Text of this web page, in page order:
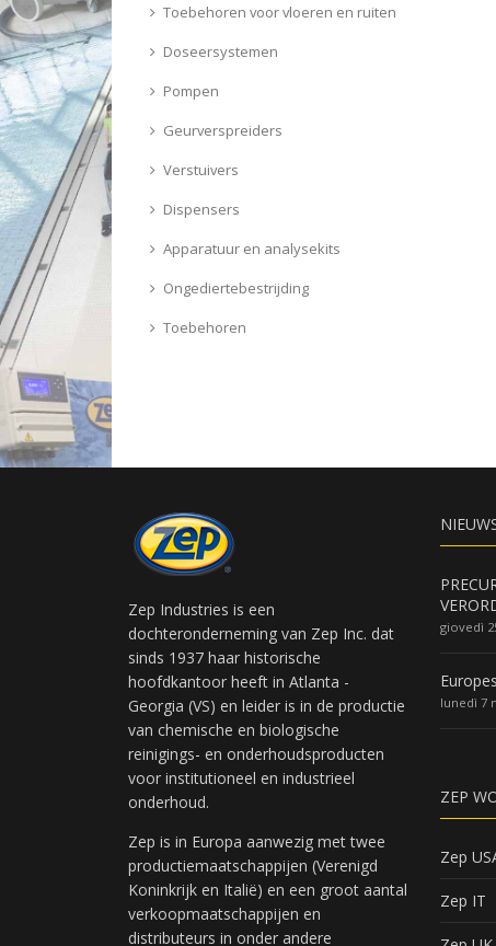
Toebehoren voor vloeren en ruiten
Doseersystemen
Pompen
Geurverspreiders
Verstuivers
Dispensers
Apparatuur en analysekits
Ongediertebestrijding
Toebehoren
Zep Industries is een
dochteronderneming van Zep Inc. dat
sinds 1937 haar historische
hoofdkantoor heeft in Atlanta -
Georgia (VS) en leider is in de productie
van chemische en biologische
reinigings- en onderhoudsproducten
voor institutioneel en industrieel
onderhoud.
Zep is in Europa aanwezig met twee
productiemaatschappijen (Verenigd
Koninkrijk en Italië) en een groot aantal
verkoopmaatschappijen en
distributeurs in onder andere
giovedì
lunedì 7
ZEP
Zep
Zep IT